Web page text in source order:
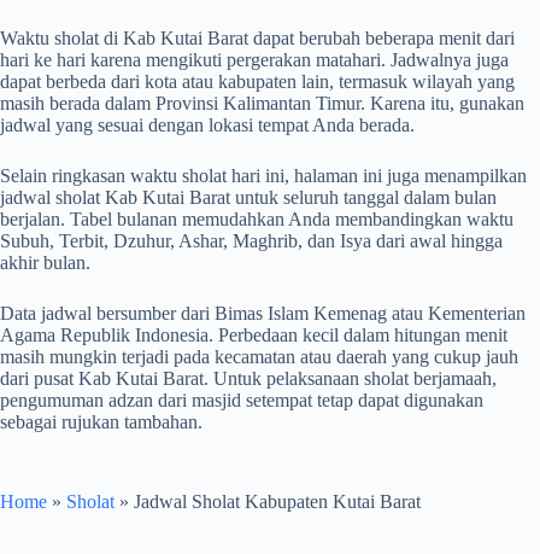
Waktu sholat di Kab Kutai Barat dapat berubah beberapa menit dari
hari ke hari karena mengikuti pergerakan matahari. Jadwalnya juga
dapat berbeda dari kota atau kabupaten lain, termasuk wilayah yang
masih berada dalam Provinsi Kalimantan Timur. Karena itu, gunakan
jadwal yang sesuai dengan lokasi tempat Anda berada.
Selain ringkasan waktu sholat hari ini, halaman ini juga menampilkan
jadwal sholat Kab Kutai Barat untuk seluruh tanggal dalam bulan
berjalan. Tabel bulanan memudahkan Anda membandingkan waktu
Subuh, Terbit, Dzuhur, Ashar, Maghrib, dan Isya dari awal hingga
akhir bulan.
Data jadwal bersumber dari Bimas Islam Kemenag atau Kementerian
Agama Republik Indonesia. Perbedaan kecil dalam hitungan menit
masih mungkin terjadi pada kecamatan atau daerah yang cukup jauh
dari pusat Kab Kutai Barat. Untuk pelaksanaan sholat berjamaah,
pengumuman adzan dari masjid setempat tetap dapat digunakan
sebagai rujukan tambahan.
Home » Sholat » Jadwal Sholat Kabupaten Kutai Barat